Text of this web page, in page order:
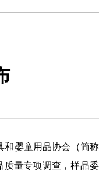
和婴童用品协会（简
质量专项调查，样品